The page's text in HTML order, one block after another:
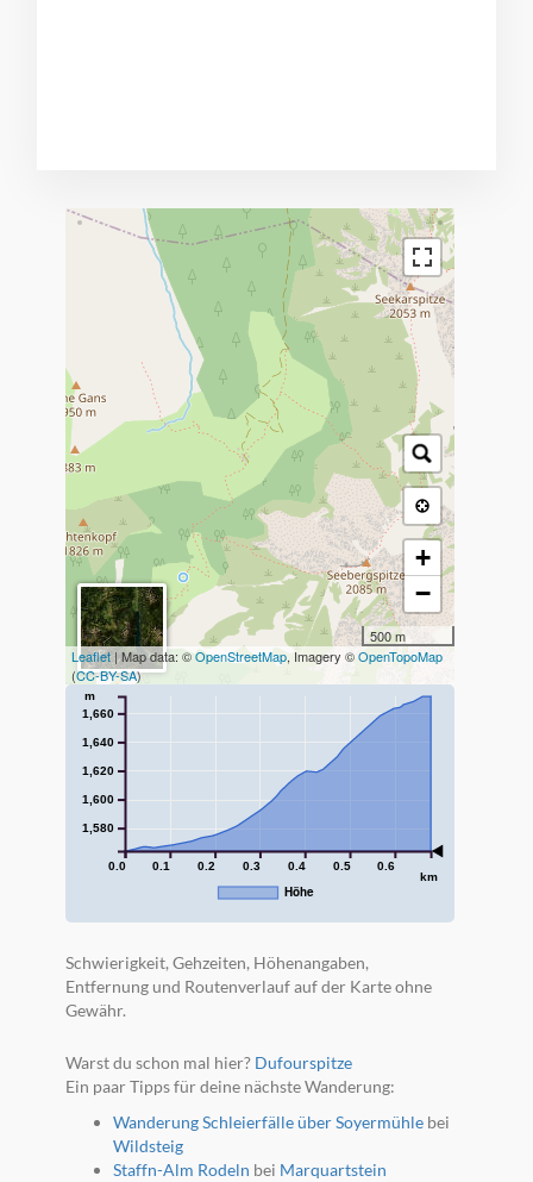
+
−
500 m
Leaflet| Map data: ©OpenStreetMap, Imagery ©OpenTopoMap
(CC-BY-SA)
0.0 0.1 0.2 0.3 0.4 0.5 0.6
km
1,580
1,600
1,620
1,640
1,660
m
Höhe
Schwierigkeit, Gehzeiten, Höhenangaben,
Entfernung und Routenverlauf auf der Karte ohne
Gewähr.
Warst du schon mal hier? Dufourspitze
Ein paar Tipps für deine nächste Wanderung:
Wanderung Schleierfälle über Soyermühlebei
Wildsteig
Staffn-Alm Rodeln bei Marquartstein